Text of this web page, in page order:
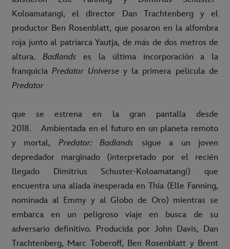
Koloamatangi, el director Dan Trachtenberg y el
productor Ben Rosenblatt, que posaron en la alfombra
roja junto al patriarca Yautja, de más de dos metros de
altura. Badlands es la última incorporación a la
franquiciaPredator Universey la primera película de
Predator
que se estrena en la gran pantalla desde
2018.
Ambientada en el futuro en un planeta remoto
y mortal, Predator:Badlands sigue a un joven
depredador marginado (interpretado por el recién
llegado Dimitrius Schuster-Koloamatangi) que
encuentra una aliada inesperada en Thia (Elle Fanning,
nominada al Emmy y al Globo de Oro) mientras se
embarca en un peligroso viaje en busca de su
adversario definitivo. Producida por John Davis, Dan
Trachtenberg, Marc Toberoff, Ben Rosenblatt y Brent